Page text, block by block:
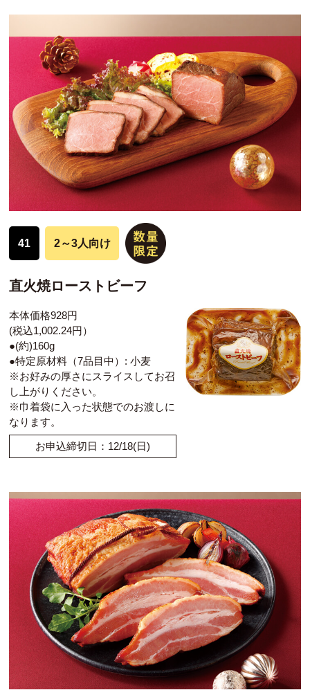
41 2～3人向け
直火焼ローストビーフ
本体価格928円
(税込1,002.24円）
●(約)160g
●特定原材料（7品目中）: 小麦
※お好みの厚さにスライスしてお召
し上がりください。
※巾着袋に入った状態でのお渡しに
なります。
お申込締切日：12/18(日)